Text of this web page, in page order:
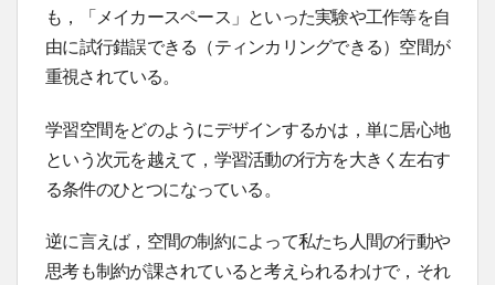
も，「メイカースペース」といった実験や工作等を自
由に試行錯誤できる（ティンカリングできる）空間が
重視されている。
学習空間をどのようにデザインするかは，単に居心地
という次元を越えて，学習活動の行方を大きく左右す
る条件のひとつになっている。
逆に言えば，空間の制約によって私たち人間の行動や
思考も制約が課されていると考えられるわけで，それ